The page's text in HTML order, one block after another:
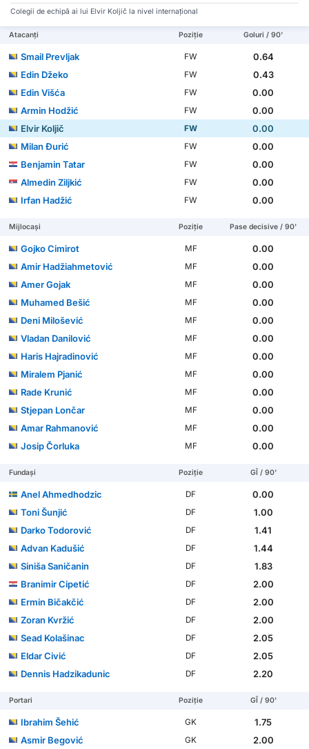
Colegii de echipă ai lui Elvir Koljič la nivel internațional
Atacanți Poziție Goluri / 90'
Smail Prevljak FW
0.64
Edin Džeko
FW
0.43
Edin Višća
FW
0.00
Armin Hodžić
FW
0.00
Elvir Koljič
FW
0.00
Milan Đurić
FW
0.00
Benjamin Tatar
FW
0.00
Almedin Ziljkić
FW
0.00
Irfan Hadžić
FW 0.00
Mijlocași Poziție Pase decisive / 90'
Gojko Cimirot MF
0.00
Amir Hadžiahmetović
MF
0.00
Amer Gojak
MF
0.00
Muhamed Bešić
MF
0.00
Deni Milošević
MF
0.00
Vladan Danilović
MF
0.00
Haris Hajradinović
MF
0.00
Miralem Pjanić
MF
0.00
Rade Krunić
MF
0.00
Stjepan Lončar
MF
0.00
Amar Rahmanović
MF
0.00
Josip Čorluka
MF 0.00
Fundași Poziție GÎ / 90'
Anel Ahmedhodzic DF
0.00
Toni Šunjić
DF
1.00
Darko Todorović
DF
1.41
Advan Kadušić
DF
1.44
Siniša Saničanin
DF
1.83
Branimir Cipetić
DF
2.00
Ermin Bičakčić
DF
2.00
Zoran Kvržić
DF
2.00
Sead Kolašinac
DF
2.05
Eldar Civić
DF
2.05
Dennis Hadzikadunic
DF 2.20
Portari Poziție GÎ / 90'
Ibrahim Šehić GK
1.75
Asmir Begović
GK
2.00